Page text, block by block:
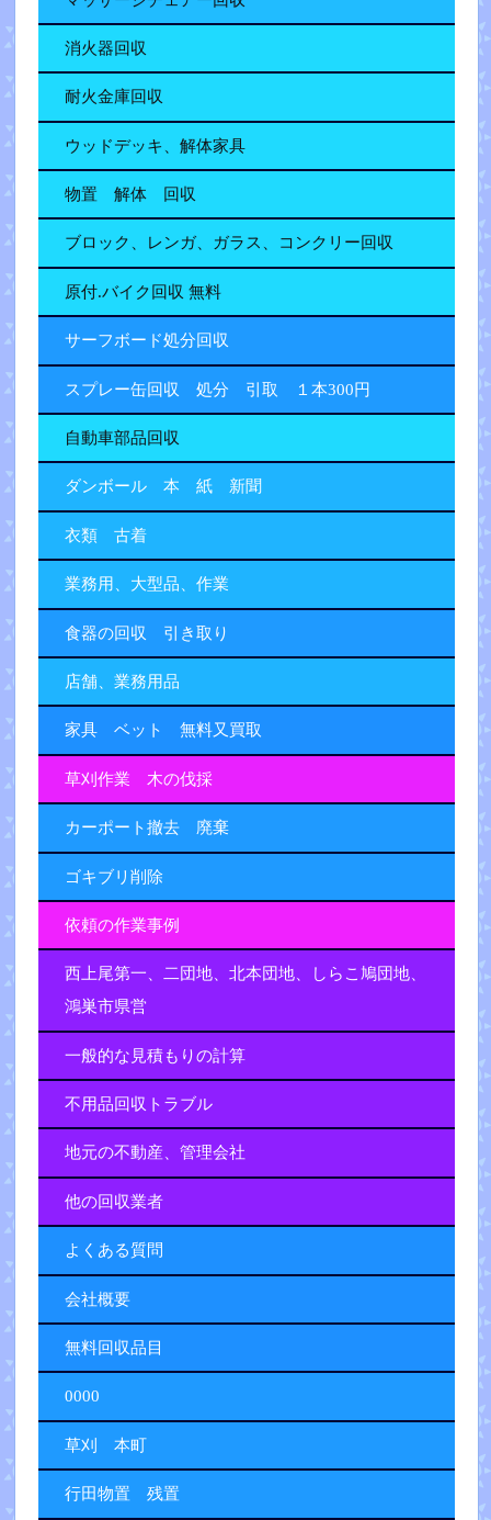
消火器回収
耐火金庫回収
ウッドデッキ、解体家具
物置 解体 回収
ブロック、レンガ、ガラス、コンクリー回収
原付.バイク回収 無料
サーフボード処分回収
スプレー缶回収 処分 引取 １本300円
自動車部品回収
ダンボール 本 紙 新聞
衣類 古着
業務用、大型品、作業
食器の回収 引き取り
店舗、業務用品
家具 ベット 無料又買取
草刈作業 木の伐採
カーポート撤去 廃棄
ゴキブリ削除
依頼の作業事例
西上尾第一、二団地、北本団地、しらこ鳩団地、
鴻巣市県営
一般的な見積もりの計算
不用品回収トラブル
地元の不動産、管理会社
他の回収業者
よくある質問
会社概要
無料回収品目
0000
草刈 本町
行田物置 残置